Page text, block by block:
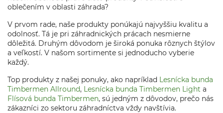
oblečením v oblasti záhrada?
V prvom rade, naše produkty ponúkajú najvyššiu kvalitu a
odolnosť. Tá je pri záhradnických prácach nesmierne
dôležitá. Druhým dôvodom je široká ponuka rôznych štýlov
a veľkostí. V našom sortimente si jednoducho vyberie
každý.
Top produkty z našej ponuky, ako napríklad Lesnícka bunda
Timbermen Allround, Lesnícka bunda Timbermen Light a
Flísová bunda Timbermen, sú jedným z dôvodov, prečo nás
zákazníci zo sektoru záhradníctva vždy navštívia.